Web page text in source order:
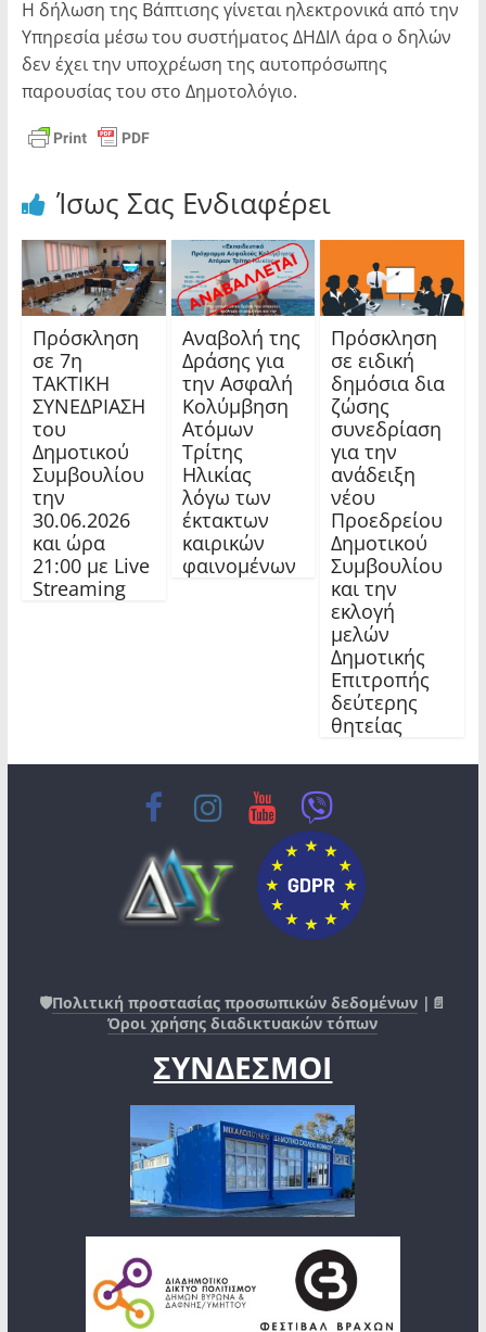
Η δήλωση της Βάπτισης γίνεται ηλεκτρονικά από την
Υπηρεσία μέσω του συστήματος ΔΗΔΙΛ άρα ο δηλών
δεν έχει την υποχρέωση της αυτοπρόσωπης
παρουσίας του στο Δημοτολόγιο.
Ίσως Σας Ενδιαφέρει
Πρόσκληση
σε 7η
ΤΑΚΤΙΚΗ
ΣΥΝΕΔΡΙΑΣΗ
του
Δημοτικού
Συμβουλίου
την
30.06.2026
και ώρα
21:00 με Live
Streaming
Αναβολή της
Δράσης για
την Ασφαλή
Κολύμβηση
Ατόμων
Τρίτης
Ηλικίας
λόγω των
έκτακτων
καιρικών
φαινομένων
Πρόσκληση
σε ειδική
δημόσια δια
ζώσης
συνεδρίαση
για την
ανάδειξη
νέου
Προεδρείου
Δημοτικού
Συμβουλίου
και την
εκλογή
μελών
Δημοτικής
Επιτροπής
δεύτερης
θητείας
🛡️Πολιτική προστασίας προσωπικών δεδομένων |📄
Όροι χρήσης διαδικτυακών τόπων
ΣΥΝΔΕΣΜΟΙ